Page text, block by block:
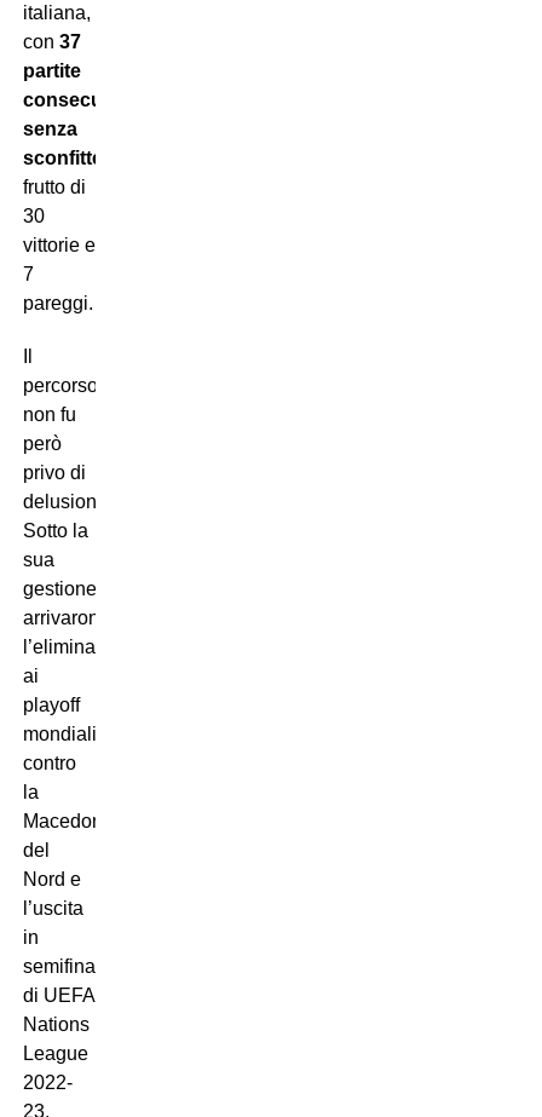
italiana,
con 37
partite
consecutive
senza
sconfitte
frutto di
30
vittorie e
7
pareggi.
percorso
non fu
però
privo di
delusioni.
Sotto la
sua
gestione
arrivarono
l’eliminazione
ai
playoff
mondiali
contro
la
Macedonia
del
Nord e
l’uscita
in
semifinale
di UEFA
Nations
League
2022-
23.